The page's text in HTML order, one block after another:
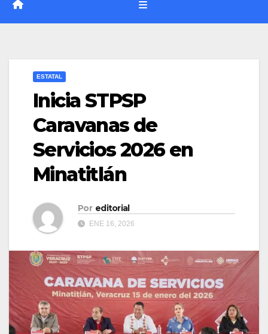
ESTATAL
Inicia STPSP
Caravanas de
Servicios 2026 en
Minatitlán
Por editorial
ENE 16, 2026